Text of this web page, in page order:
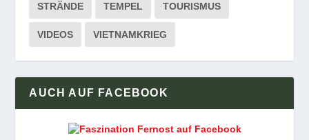
STRÄNDE TEMPEL TOURISMUS
VIDEOS VIETNAMKRIEG
AUCH AUF FACEBOOK